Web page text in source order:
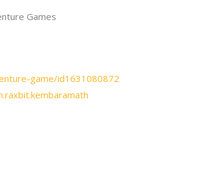
Games
game/id1631080872